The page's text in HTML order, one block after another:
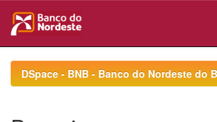
navigationDSpace - BNB - Banco do Nordeste do